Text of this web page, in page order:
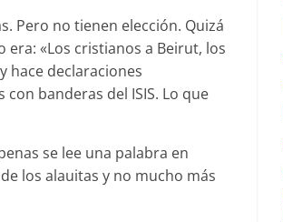
Pero no tienen elección. Quizá
«Los cristianos a Beirut, los
hace declaraciones
banderas del ISIS. Lo que
se lee una palabra en
los alauitas y no mucho más